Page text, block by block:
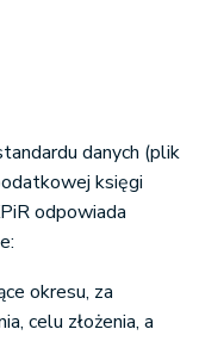
danych (plik
księgi
odpowiada
okresu, za
celu złożenia, a